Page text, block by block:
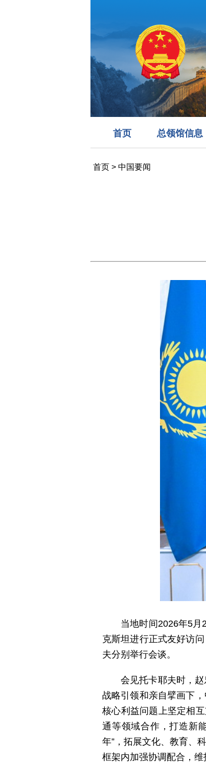
首页 总领馆信息
首页 > 中国要闻
当地时间2026年5
克斯坦进行正式友好访
夫分别举行会谈。
会见托卡耶夫时，
战略引领和亲自擘画下
核心利益问题上坚定相
通等领域合作，打造新
年”，拓展文化、教育、
框架内加强协调配合，维